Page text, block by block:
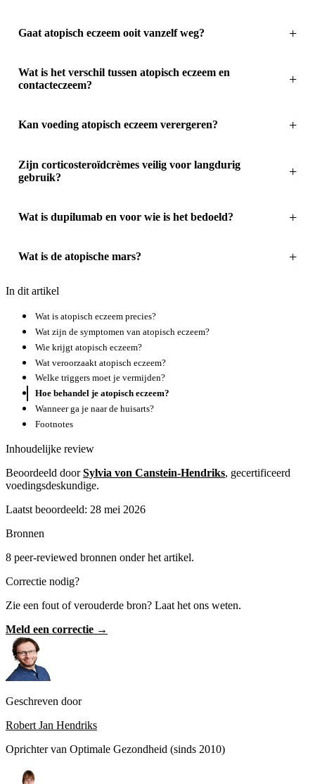
Gaat atopisch eczeem ooit vanzelf weg?
Wat is het verschil tussen atopisch eczeem en
contacteczeem?
Kan voeding atopisch eczeem verergeren?
Zijn corticosteroïdcrèmes veilig voor langdurig
gebruik?
Wat is dupilumab en voor wie is het bedoeld?
Wat is de atopische mars?
In dit artikel
Wat is atopisch eczeem precies?
Wat zijn de symptomen van atopisch eczeem?
Wie krijgt atopisch eczeem?
Wat veroorzaakt atopisch eczeem?
Welke triggers moet je vermijden?
Hoe behandel je atopisch eczeem?
Wanneer ga je naar de huisarts?
Footnotes
Inhoudelijke review
Beoordeeld doorSylvia von Canstein-Hendriks, gecertificeerd
voedingsdeskundige.
Laatst beoordeeld: 28 mei 2026
Bronnen
8 peer-reviewed bronnen onder het artikel.
Correctie nodig?
Zie een fout of verouderde bron? Laat het ons weten.
Meld een correctie →
Geschreven door
Robert Jan Hendriks
Oprichter van Optimale Gezondheid (sinds 2010)